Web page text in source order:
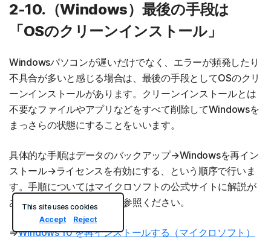
2-10.（Windows）最後の手段は
「OSのクリーンインストール」
Windowsパソコンが遅いだけでなく、エラーが頻発したり
不具合が多いと感じる場合は、最後の手段としてOSのクリ
ーンインストールがあります。クリーンインストールとは
不要なファイルやアプリなどをすべて削除してWindowsを
まっさらの状態にすることをいいます。
具体的な手順はデータのバックアップ→Windowsを再イン
ストール→ライセンスを有効にする、という順序で行いま
す。手順についてはマイクロソフトの公式サイトに解説が
ありますので、そちらもご参照ください。
⇒Windows 10 を再インストールする（マイクロソフト）
This site uses cookies
Accept
Reject